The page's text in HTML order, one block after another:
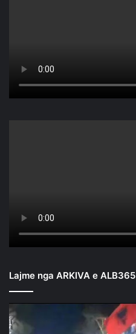
Lajme nga ARKIVA e ALB365
Mbyllen
fjalimet